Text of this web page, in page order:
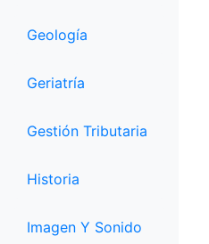
Geología
Geriatría
Gestión Tributaria
Historia
Imagen Y Sonido